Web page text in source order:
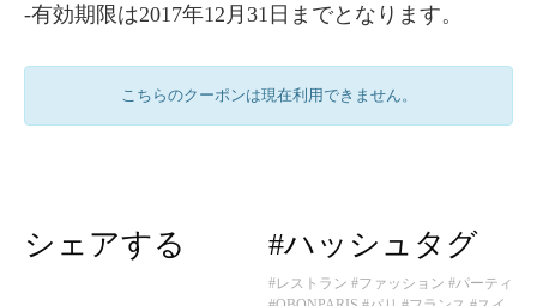
-有効期限は2017年12月31日までとなります。
こちらのクーポンは現在利用できません。
シェアする #ハッシュタグ
#レストラン #ファッション #パーティ